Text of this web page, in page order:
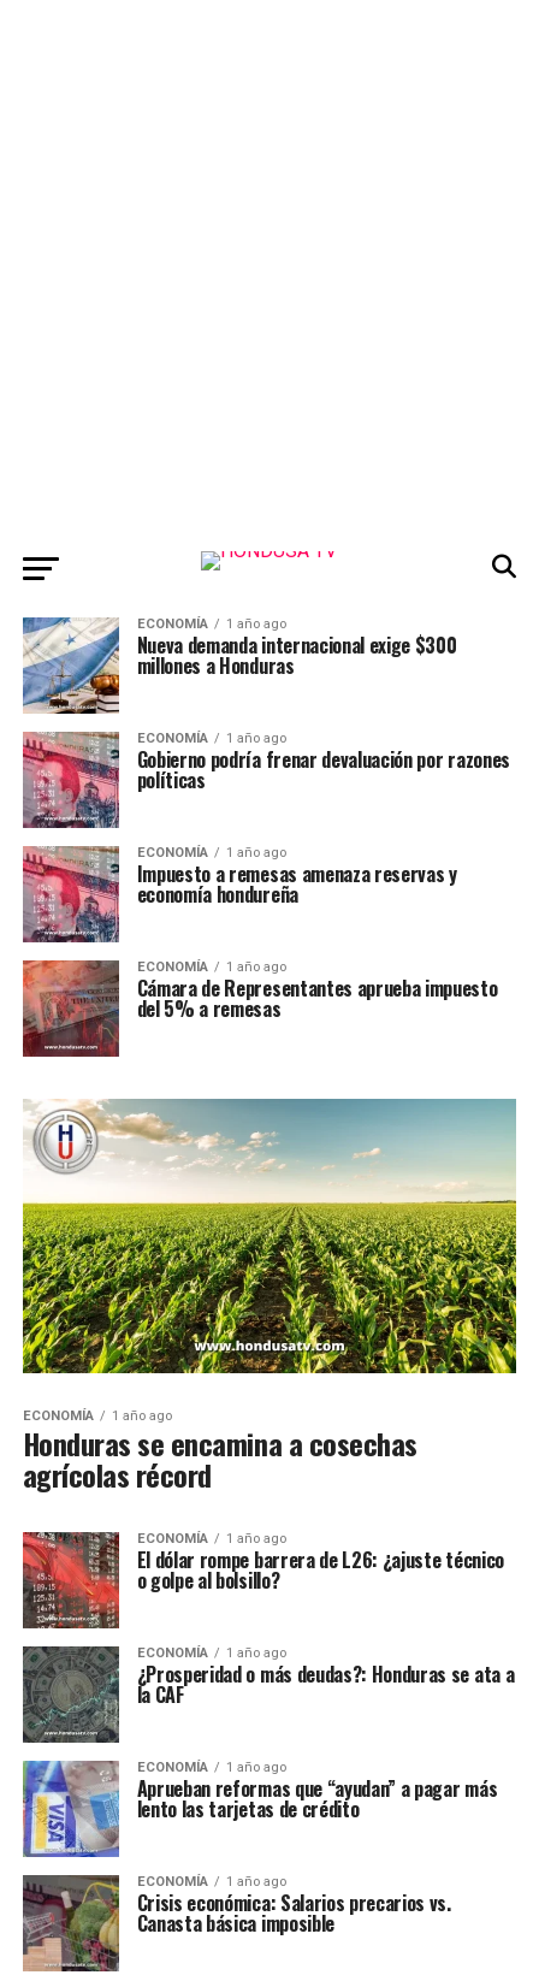
ECONOMÍA 1 año ago
Nueva demanda internacional exige $300
millones a Honduras
ECONOMÍA 1 año ago
Gobierno podría frenar devaluación por razones
políticas
ECONOMÍA 1 año ago
Impuesto a remesas amenaza reservas y
economía hondureña
ECONOMÍA 1 año ago
Cámara de Representantes aprueba impuesto
del 5% a remesas
ECONOMÍA 1 año ago
Honduras se encamina a cosechas
agrícolas récord
ECONOMÍA 1 año ago
El dólar rompe barrera de L26: ¿ajuste técnico
o golpe al bolsillo?
ECONOMÍA 1 año ago
¿Prosperidad o más deudas?: Honduras se ata a
la CAF
ECONOMÍA 1 año ago
Aprueban reformas que “ayudan” a pagar más
lento las tarjetas de crédito
ECONOMÍA 1 año ago
Crisis económica: Salarios precarios vs.
Canasta básica imposible